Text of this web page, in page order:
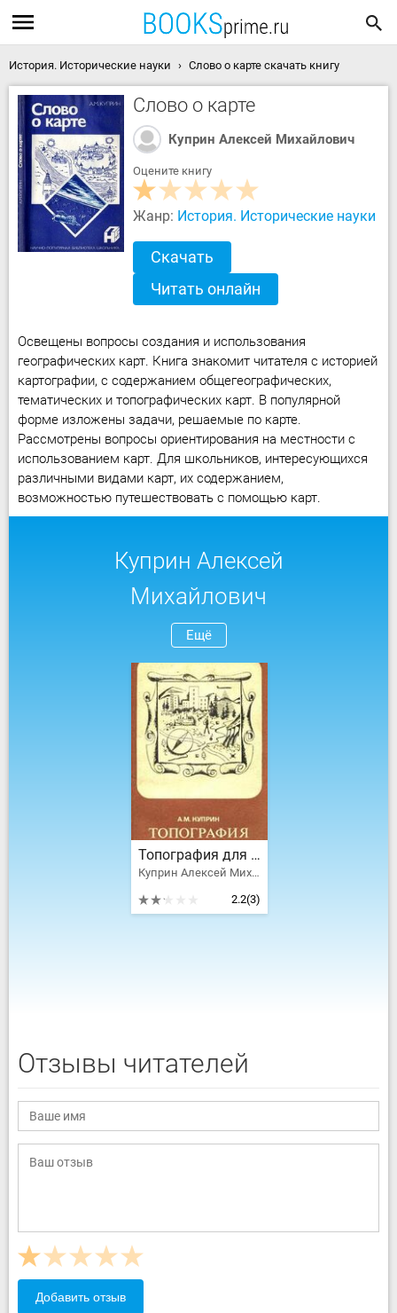
История. Исторические науки Слово о карте скачать книгу
Слово о карте
Куприн Алексей Михайлович
Оцените книгу
Жанр: История. Исторические науки
Скачать
Читать онлайн
Освещены вопросы создания и использования
географических карт. Книга знакомит читателя с историей
картографии, с содержанием общегеографических,
тематических и топографических карт. В популярной
форме изложены задачи, решаемые по карте.
Рассмотрены вопросы ориентирования на местности с
использованием карт. Для школьников, интересующихся
различными видами карт, их содержанием,
возможностью путешествовать с помощью карт.
Куприн Алексей
Михайлович
Ещё
Топография для всех
Куприн Алексей Михайлович
2.2(3)
Отзывы читателей
Добавить отзыв